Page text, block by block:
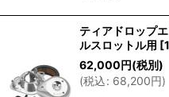
ティアドロップ
ルスロットル用 [
62,000円(税別)
(税込: 68,200円)